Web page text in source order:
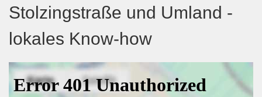
Stolzingstraße und Umland -
lokales Know-how